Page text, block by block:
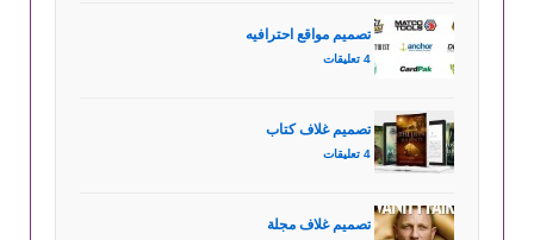
تصميم مواقع احترافيه
4 تعليقات
تصميم غلاف كتاب
4 تعليقات
تصميم غلاف مجلة